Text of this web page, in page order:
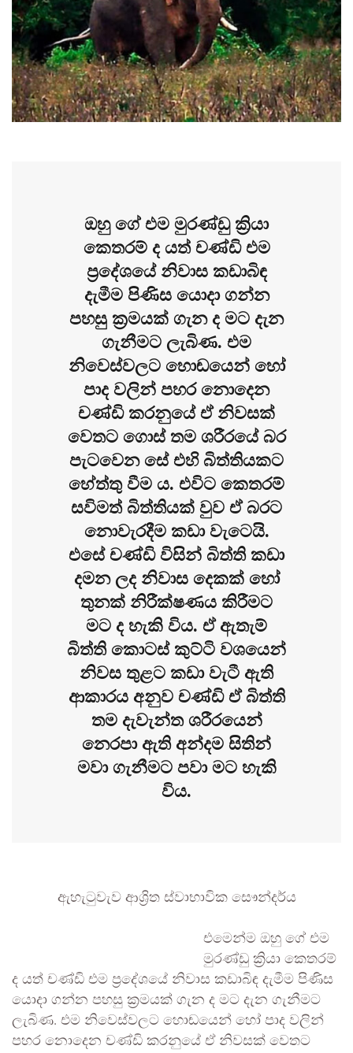
ඔහු ගේ එම මුරණ්ඩු ක්‍රියා
කෙතරම් ද යත් චණ්ඩි එම
ප්‍රදේශයේ නිවාස කඩාබිඳ
දැමීම පිණිස යොදා ගන්න
පහසු ක්‍රමයක් ගැන ද මට දැන
ගැනීමට ලැබිණ. එම
නිවෙස්වලට හොඬයෙන් හෝ
පාද වලින් පහර නොදෙන
චණ්ඩි කරනුයේ ඒ නිවසක්
වෙතට ගොස් තම ශරීරයේ බර
පැටවෙන සේ එහි බිත්තියකට
හේත්තු වීම ය. එවිට කෙතරම්
සවිමත් බිත්තියක් වුව ඒ බරට
නොවැරදීම කඩා වැටෙයි.
එසේ චණ්ඩි විසින් බිත්ති කඩා
දමන ලද නිවාස දෙකක් හෝ
තුනක් නිරීක්ෂණය කිරීමට
මට ද හැකි විය. ඒ ඇතැම්
බිත්ති කොටස් කුට්ටි වශයෙන්
නිවස තුළට කඩා වැටී ඇති
ආකාරය අනුව චණ්ඩි ඒ බිත්ති
තම දැවැන්ත ශරීරයෙන්
නෙරපා ඇති අන්දම සිතින්
මවා ගැනීමට පවා මට හැකි
විය.
ඇහැටුවැව ආශ්‍රිත ස්වාභාවික සෞන්දර්ය
එමෙන්ම ඔහු ගේ එම
මුරණ්ඩු ක්‍රියා කෙතරම්
ද යත් චණ්ඩි එම ප්‍රදේශයේ නිවාස කඩාබිඳ දැමීම පිණිස
යොදා ගන්න පහසු ක්‍රමයක් ගැන ද මට දැන ගැනීමට
ලැබිණ. එම නිවෙස්වලට හොඬයෙන් හෝ පාද වලින්
පහර නොදෙන චණ්ඩි කරනුයේ ඒ නිවසක් වෙතට